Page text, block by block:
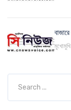
মুখোমুখি